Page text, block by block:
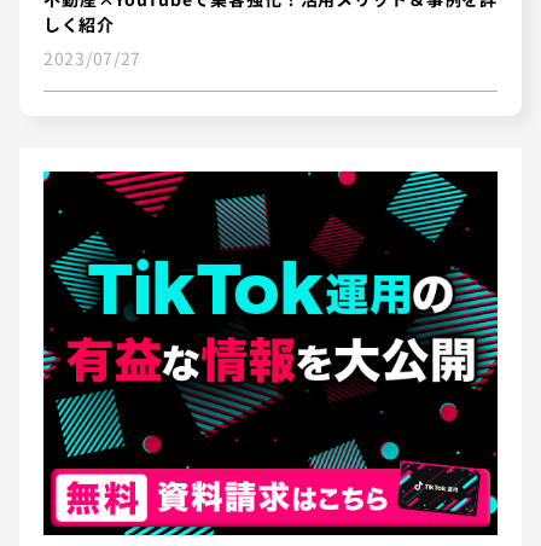
しく紹介
2023/07/27